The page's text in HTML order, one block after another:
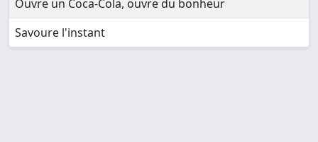
Ouvre un Coca-Cola, ouvre du bonheur
Savoure l'instant